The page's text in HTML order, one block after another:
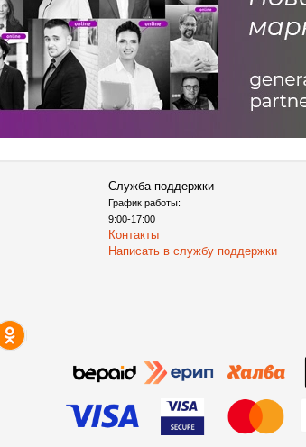
Служба поддержки
График работы:
9:00-17:00
Контакты
Написать в службу поддержки